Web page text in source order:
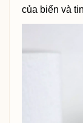
của biển và